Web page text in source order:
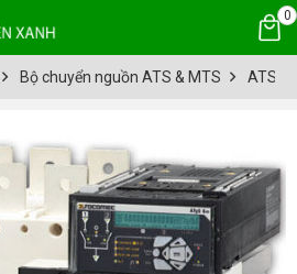
0
Bộ chuyển nguồn ATS & MTS ATS